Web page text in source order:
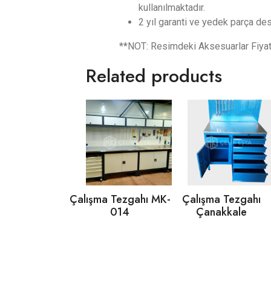
kullanılmaktadır.
2 yıl garanti ve yedek parça
**NOT: Resimdeki Aksesuarlar
Related products
Çalışma Tezgahı MK-
014
Çalışma Tezgahı
Çanakkale